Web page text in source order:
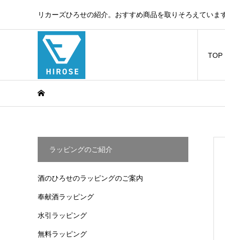
リカーズひろせの紹介。おすすめ商品を取りそろえていま
TOP
ラッピングのご紹介
酒のひろせのラッピングのご案内
奉献酒ラッピング
水引ラッピング
無料ラッピング